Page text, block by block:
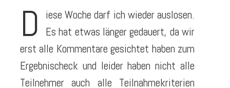
D
iese Woche darf ich wieder auslosen.
Es hat etwas länger gedauert, da wir
erst alle Kommentare gesichtet haben zum
Ergebnischeck und leider haben nicht alle
Teilnehmer auch alle Teilnahmekriterien